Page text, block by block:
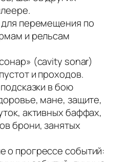
для перемещения по
и рельсам
(cavity sonar)
и проходов.
в бою
мане, защите,
активных баффах,
брони, занятых
о прогрессе событий: